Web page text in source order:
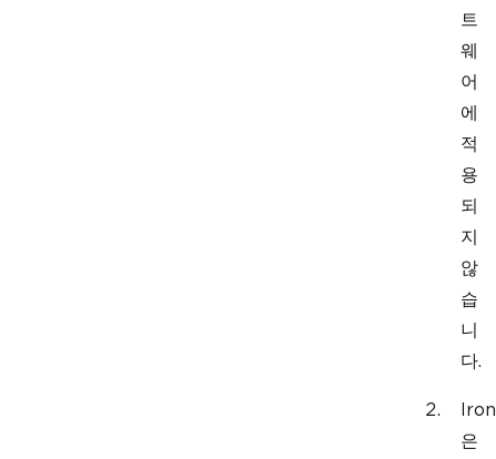
트
웨
어
에
적
용
되
지
않
습
니
다.
Iron
은